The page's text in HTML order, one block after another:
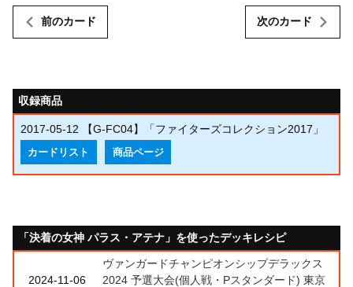
前のカード 次のカード
収録商品
2017-05-12 【G-FC04】「ファイターズコレクション2017」
カードリスト 商品ページ
「決着の女神 パラス・アテナ」を使ったデッキレシピ
2024-11-06
ヴァンガードチャンピオンシップデラックス
2024 予選大会(個人戦・Pスタンダード) 東京